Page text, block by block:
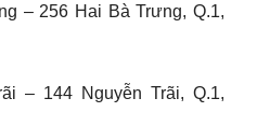
– 256 Hai Bà Trưng, Q.1,
– 144 Nguyễn Trãi, Q.1,